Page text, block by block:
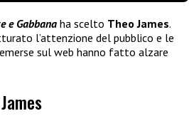
e Gabbana ha scelto Theo James.
l’attenzione del pubblico e le
sul web hanno fatto alzare